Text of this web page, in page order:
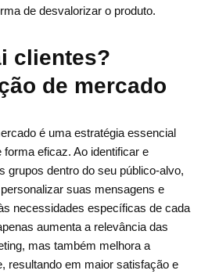
de desvalorizar o produto.
clientes?
de mercado
é uma estratégia essencial
forma eficaz. Ao identificar e
grupos dentro do seu público-alvo,
suas mensagens e
necessidades específicas de cada
aumenta a relevância das
mas também melhora a
resultando em maior satisfação e